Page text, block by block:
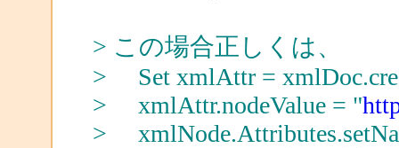
> この場合正しくは、
> Set xmlAttr =
> xmlAttr.nodeValue = "
>